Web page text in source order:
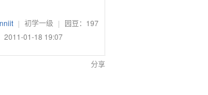
| 初学一级 | 园豆： 197
2011-01-18 19:07
分享